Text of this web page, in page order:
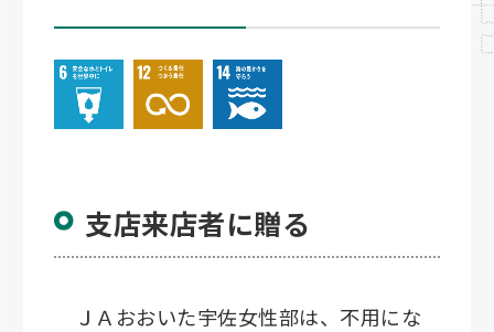
支店来店者に贈る
ＪＡおおいた宇佐女性部は、不用にな